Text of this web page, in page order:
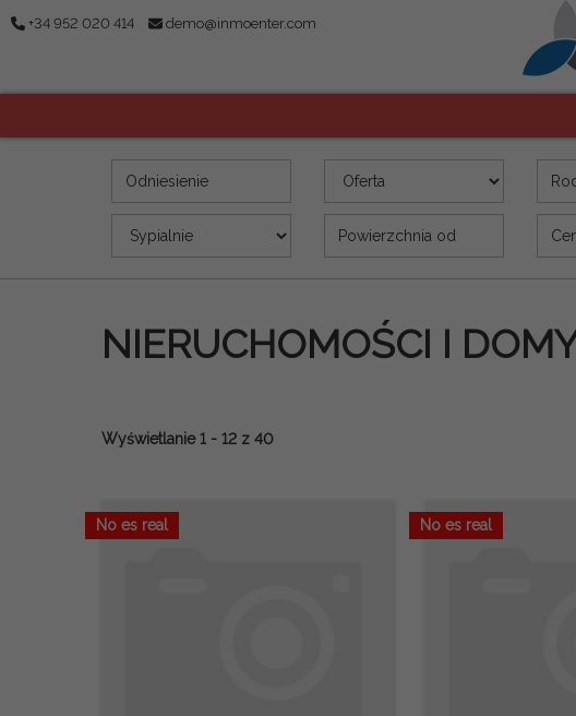
+34 952 020 414 demo@inmoenter.com
Odniesienie Oferta
Sypialnie Powierzchnia (m2)
NIERUCHOMOŚCI I
Wyświetlanie 1 - 12 z 40
No es real No es real